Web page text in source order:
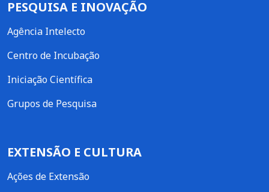
PESQUISA E INOVAÇÃO
Agência Intelecto
Centro de Incubação
Iniciação Científica
Grupos de Pesquisa
EXTENSÃO E CULTURA
Ações de Extensão